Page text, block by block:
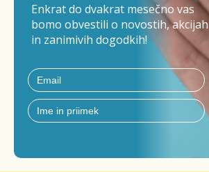
Enkrat do dvakrat mesečno vas
bomo obvestili o novostih, akcijah
in zanimivih dogodkih!